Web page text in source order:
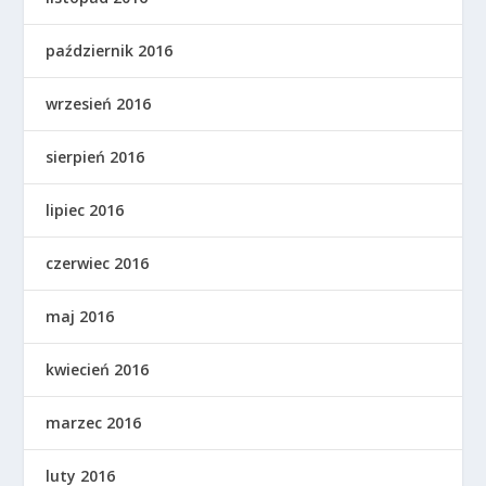
październik 2016
wrzesień 2016
sierpień 2016
lipiec 2016
czerwiec 2016
maj 2016
kwiecień 2016
marzec 2016
luty 2016